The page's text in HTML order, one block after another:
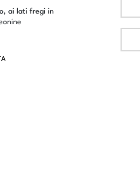
ai lati fregi in